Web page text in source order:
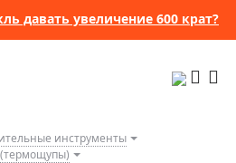
давать увеличение 600 крат?
инструменты